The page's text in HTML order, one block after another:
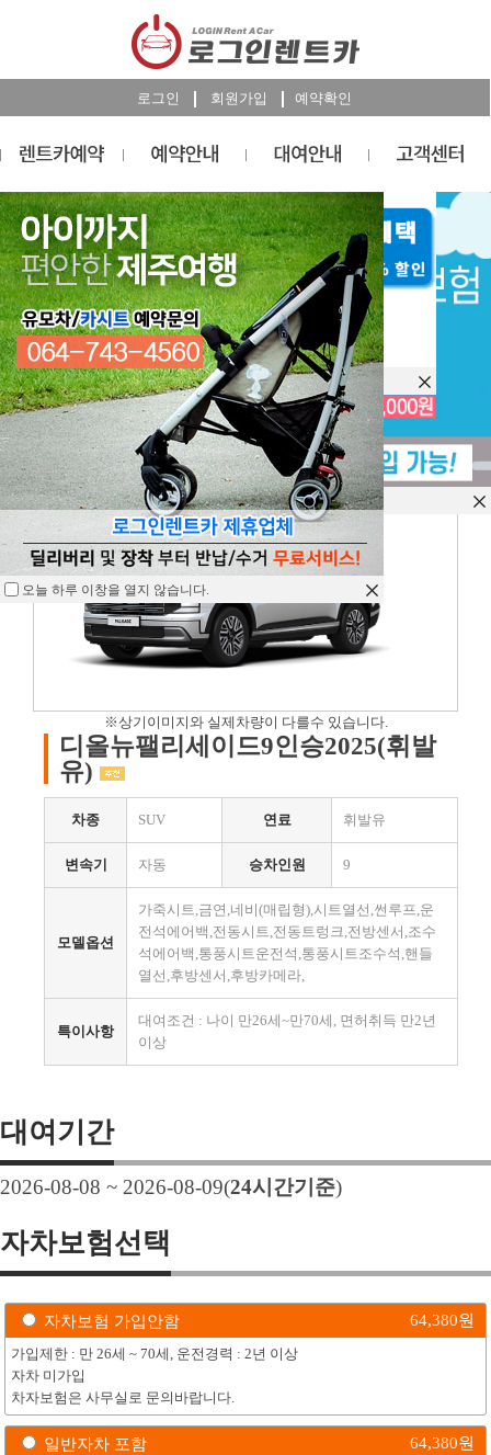
로그인 회원가입 예약확인
렌트카예약
RESERVATION
렌트카 예약하기
※상기이미지와 실제차량이 다를수 있습니다.
디올뉴팰리세이드9인승2025(휘발
유)
차종 SUV 연료 휘발유
변속기 자동 승차인원 9
모델옵션
가죽시트,금연,네비(매립형),시트열선,썬루프,운
전석에어백,전동시트,전동트렁크,전방센서,조수
석에어백,통풍시트운전석,통풍시트조수석,핸들
열선,후방센서,후방카메라,
특이사항
대여조건 : 나이 만26세~만70세, 면허취득 만2년
이상
대여기간
2026-08-08 ~ 2026-08-09(24시간기준)
자차보험선택
자차보험 가입안함 64,380원
가입제한 : 만 26세 ~ 70세, 운전경력 : 2년 이상
자차 미가입
차자보험은 사무실로 문의바랍니다.
일반자차 포함 64,380원
오늘 하루 이창을 열지 않습니다.
오늘 하루 이창을 열지 않습니다.
오늘 하루 이창을 열지 않습니다.
오늘 하루 이창을 열지 않습니다.